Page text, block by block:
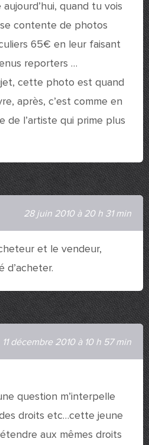
quand tu vois
contente de photos
65€ en leur faisant
reporters …
cette photo est quand
après, c’est comme en
de l’artiste qui prime plus
28 juin 2010 à 20 h 31 min
et le vendeur,
d’acheter.
11 décembre 2010 à 10 h 57 min
question m’interpelle
droits etc…cette jeune
aux mêmes droits